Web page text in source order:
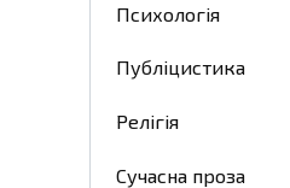
Психологія
Публіцистика
Релігія
Сучасна проза